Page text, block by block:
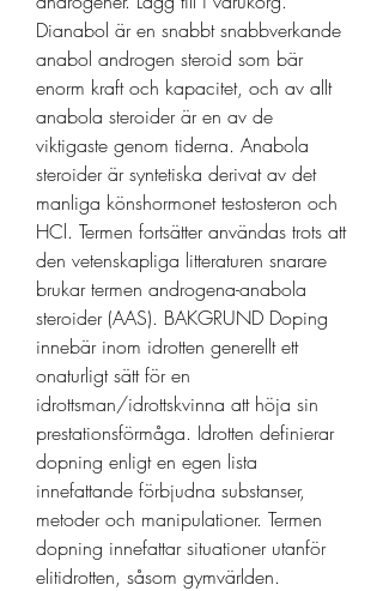
Dianabol är en snabbt snabbverkande
anabol androgen steroid som bär
enorm kraft och kapacitet, och av allt
anabola steroider är en av de
viktigaste genom tiderna. Anabola
steroider är syntetiska derivat av det
manliga könshormonet testosteron och
HCl. Termen fortsätter användas trots att
den vetenskapliga litteraturen snarare
brukar termen androgena-anabola
steroider (AAS). BAKGRUND Doping
innebär inom idrotten generellt ett
onaturligt sätt för en
idrottsman/idrottskvinna att höja sin
prestationsförmåga. Idrotten definierar
dopning enligt en egen lista
innefattande förbjudna substanser,
metoder och manipulationer. Termen
dopning innefattar situationer utanför
elitidrotten, såsom gymvärlden.